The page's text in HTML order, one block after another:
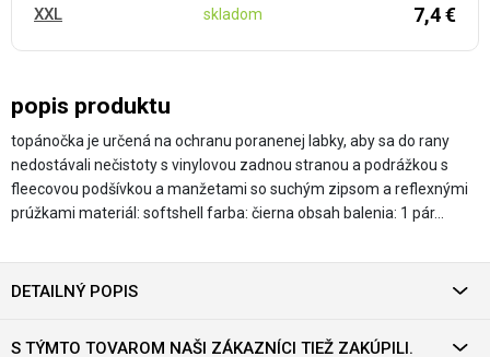
popis produktu
topánočka je určená na ochranu poranenej labky, aby sa do rany
nedostávali nečistoty s vinylovou zadnou stranou a podrážkou s
fleecovou podšívkou a manžetami so suchým zipsom a reflexnými
prúžkami materiál: softshell farba: čierna obsah balenia: 1 pár…
XXL skladom 7,4 €
DETAILNÝ POPIS
S TÝMTO TOVAROM NAŠI ZÁKAZNÍCI TIEŽ ZAKÚPILI.